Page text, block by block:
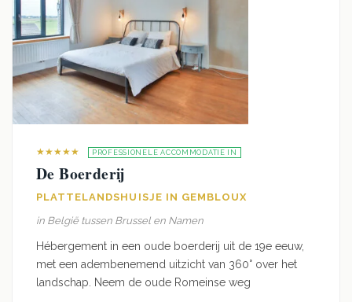
★★★★★ PROFESSIONELE ACCOMMODATIE IN
De Boerderij
PLATTELANDSHUISJE IN GEMBLOUX
in België tussen Brussel en Namen
Hébergement in een oude boerderij uit de 19e eeuw,
met een adembenemend uitzicht van 360° over het
landschap. Neem de oude Romeinse weg